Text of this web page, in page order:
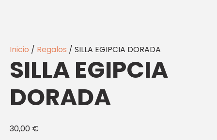
Inicio / Regalos / SILLA EGIPCIA DORADA
SILLA EGIPCIA
DORADA
30,00 €